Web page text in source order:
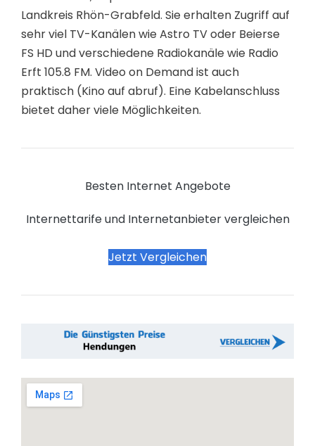
Landkreis Rhön-Grabfeld. Sie erhalten Zugriff auf
sehr viel TV-Kanälen wie Astro TV oder Beierse
FS HD und verschiedene Radiokanäle wie Radio
Erft 105.8 FM. Video on Demand ist auch
praktisch (Kino auf abruf). Eine Kabelanschluss
bietet daher viele Möglichkeiten.
Besten Internet Angebote
Internettarife und Internetanbieter vergleichen
Jetzt Vergleichen